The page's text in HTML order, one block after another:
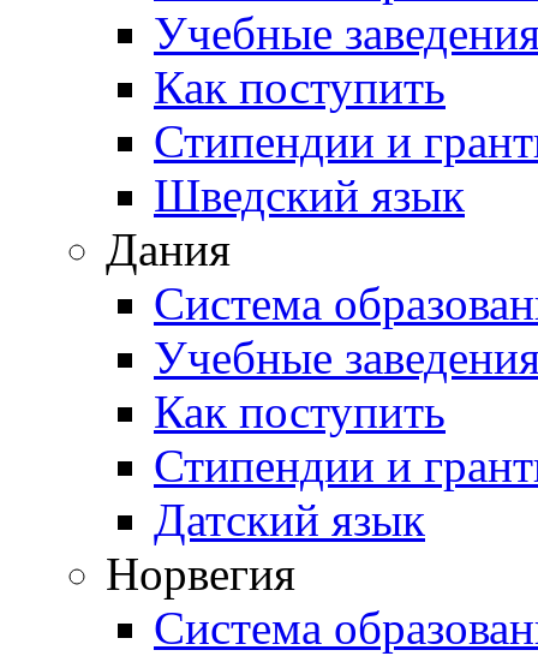
Учебные
Как поступить
Стипендии и
Шведский язык
Дания
Система
Учебные
Как поступить
Стипендии и
Датский язык
Норвегия
Система